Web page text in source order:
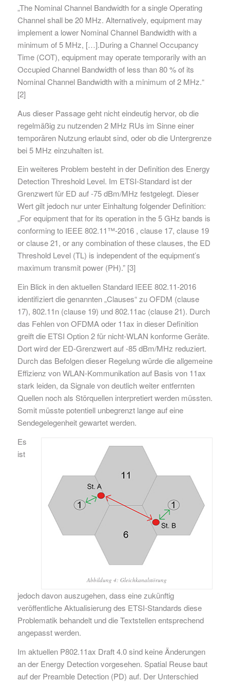
„The Nominal Channel Bandwidth for a single Operating
Channel shall be 20 MHz. Alternatively, equipment may
implement a lower Nominal Channel Bandwidth with a
minimum of 5 MHz, […].During a Channel Occupancy
Time (COT), equipment may operate temporarily with an
Occupied Channel Bandwidth of less than 80 % of its
Nominal Channel Bandwidth with a minimum of 2 MHz.“
[2]
Aus dieser Passage geht nicht eindeutig hervor, ob die
regelmäßig zu nutzenden 2 MHz RUs im Sinne einer
temporären Nutzung erlaubt sind, oder ob die Untergrenze
bei 5 MHz einzuhalten ist.
Ein weiteres Problem besteht in der Definition des Energy
Detection Threshold Level. Im ETSI-Standard ist der
Grenzwert für ED auf -75 dBm/MHz festgelegt. Dieser
Wert gilt jedoch nur unter Einhaltung folgender Definition:
„For equipment that for its operation in the 5 GHz bands is
conforming to IEEE 802.11™-2016 , clause 17, clause 19
or clause 21, or any combination of these clauses, the ED
Threshold Level (TL) is independent of the equipment’s
maximum transmit power (PH).” [3]
Ein Blick in den aktuellen Standard IEEE 802.11-2016
identifiziert die genannten „Clauses“ zu OFDM (clause
17), 802.11n (clause 19) und 802.11ac (clause 21). Durch
das Fehlen von OFDMA oder 11ax in dieser Definition
greift die ETSI Option 2 für nicht-WLAN konforme Geräte.
Dort wird der ED-Grenzwert auf -85 dBm/MHz reduziert.
Durch das Befolgen dieser Regelung würde die allgemeine
Effizienz von WLAN-Kommunikation auf Basis von 11ax
stark leiden, da Signale von deutlich weiter entfernten
Quellen noch als Störquellen interpretiert werden müssten.
Somit müsste potentiell unbegrenzt lange auf eine
Sendegelegenheit gewartet werden.
Abbildung 4: Gleichkanalstörung
Es
ist
jedoch davon auszugehen, dass eine zukünftig
veröffentliche Aktualisierung des ETSI-Standards diese
Problematik behandelt und die Textstellen entsprechend
angepasst werden.
Im aktuellen P802.11ax Draft 4.0 sind keine Änderungen
an der Energy Detection vorgesehen. Spatial Reuse baut
auf der Preamble Detection (PD) auf. Der Unterschied